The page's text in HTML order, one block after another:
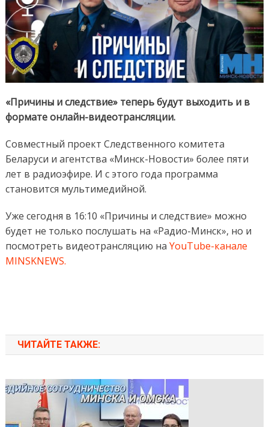
«Причины и следствие» теперь будут выходить и в
формате онлайн-видеотрансляции.
Совместный проект Следственного комитета
Беларуси и агентства «Минск-Новости» более пяти
лет в радиоэфире. И с этого года программа
становится мультимедийной.
Уже сегодня в 16:10 «Причины и следствие» можно
будет не только послушать на «Радио-Минск», но и
посмотреть видеотрансляцию на YouTube-канале
MINSKNEWS.
ЧИТАЙТЕ ТАКЖЕ: